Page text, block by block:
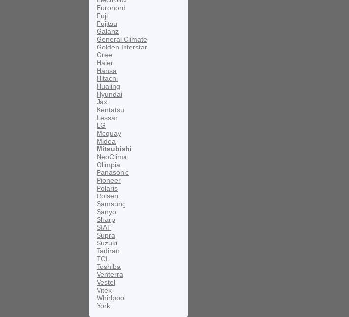
Euronord
Fuji
Fujitsu
Galanz
General Climate
Golden Interstar
Gree
Haier
Hansa
Hitachi
Hualing
Hyundai
Jax
Kentatsu
Lessar
LG
Mcquay
Midea
Mitsubishi
NeoClima
Olimpia
Panasonic
Pioneer
Polaris
Rolsen
Samsung
Sanyo
Sharp
SIAT
Supra
Suzuki
Tadiran
TCL
Toshiba
Venterra
Vestel
Vitek
Whirlpool
York